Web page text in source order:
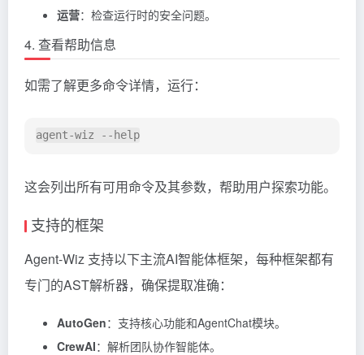
运营：检查运行时的安全问题。
4. 查看帮助信息
如需了解更多命令详情，运行：
这会列出所有可用命令及其参数，帮助用户探索功能。
支持的框架
Agent-Wiz 支持以下主流AI智能体框架，每种框架都有
专门的AST解析器，确保提取准确：
AutoGen：支持核心功能和AgentChat模块。
CrewAI：解析团队协作智能体。